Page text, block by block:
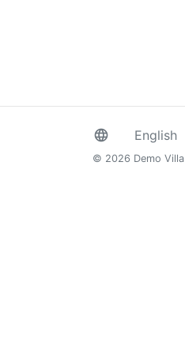
language English
© 2026 Demo Villa